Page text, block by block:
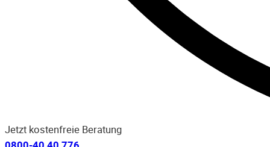
Jetzt kostenfreie Beratung